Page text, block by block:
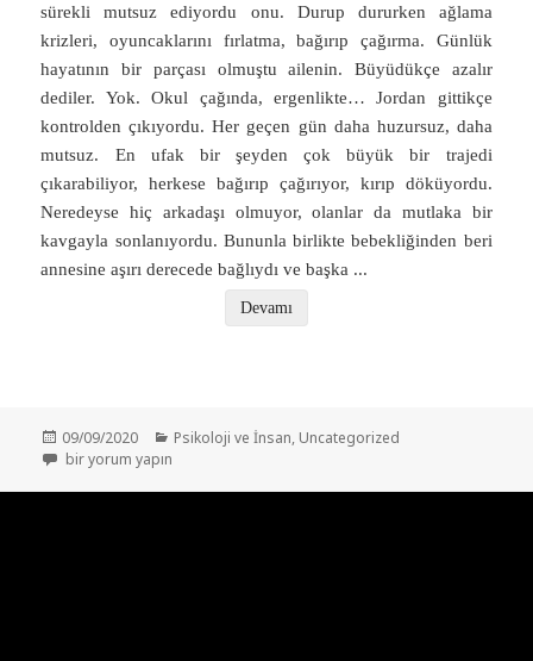
sürekli mutsuz ediyordu onu. Durup dururken ağlama
krizleri, oyuncaklarını fırlatma, bağırıp çağırma. Günlük
hayatının bir parçası olmuştu ailenin. Büyüdükçe azalır
dediler. Yok. Okul çağında, ergenlikte… Jordan gittikçe
kontrolden çıkıyordu. Her geçen gün daha huzursuz, daha
mutsuz. En ufak bir şeyden çok büyük bir trajedi
çıkarabiliyor, herkese bağırıp çağırıyor, kırıp döküyordu.
Neredeyse hiç arkadaşı olmuyor, olanlar da mutlaka bir
kavgayla sonlanıyordu. Bununla birlikte bebekliğinden beri
annesine aşırı derecede bağlıydı ve başka ...
Devamı
Yayın
tarihi
09/09/2020 Kategoriler
Psikoloji ve İnsan, Uncategorized
Sınırda Yaşam – Borderline Kişilik Bozukluğu Nedir? için
bir yorum yapın